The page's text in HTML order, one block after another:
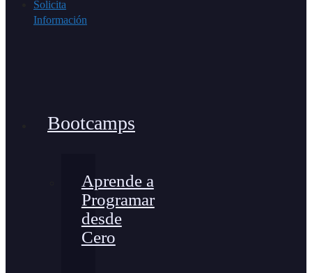
Solicita
Información
Bootcamps
Aprende a
Programar
desde
Cero